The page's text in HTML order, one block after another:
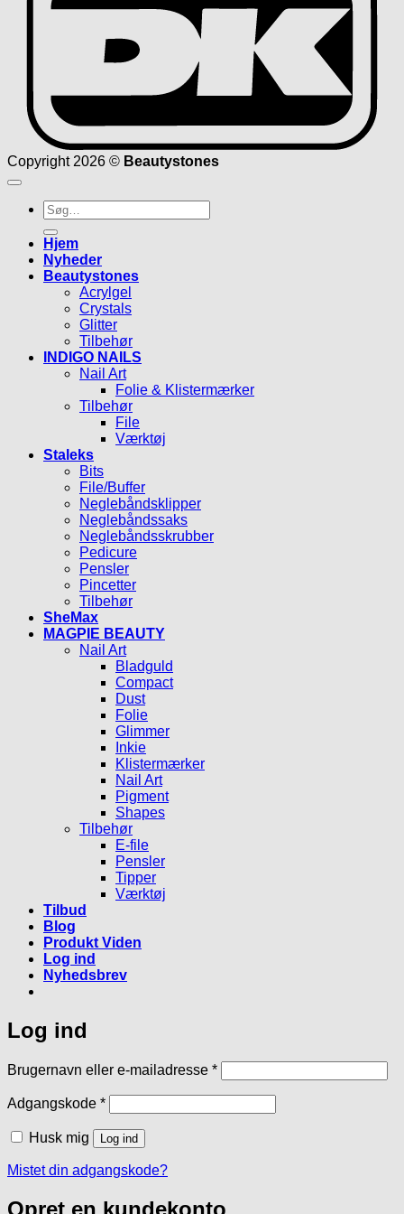
Copyright 2026 © Beautystones
Søg
efter:
Hjem
Nyheder
Beautystones
Acrylgel
Crystals
Glitter
Tilbehør
INDIGO NAILS
Nail Art
Folie & Klistermærker
Tilbehør
File
Værktøj
Staleks
Bits
File/Buffer
Neglebåndsklipper
Neglebåndssaks
Neglebåndsskrubber
Pedicure
Pensler
Pincetter
Tilbehør
SheMax
MAGPIE BEAUTY
Nail Art
Bladguld
Compact
Dust
Folie
Glimmer
Inkie
Klistermærker
Nail Art
Pigment
Shapes
Tilbehør
E-file
Pensler
Tipper
Værktøj
Tilbud
Blog
Produkt Viden
Log ind
Nyhedsbrev
Log ind
Brugernavn eller e-mailadresse *Påkrævet
Adgangskode *Påkrævet
Husk mig Log ind
Mistet din adgangskode?
Opret en kundekonto